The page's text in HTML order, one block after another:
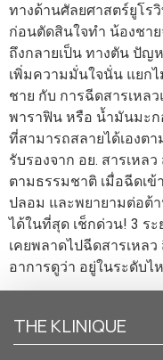
ทางด้านศัลยศาสตร์ยูโร
ก่อนตัดสินใจทำ น้องชา
ถึงกลายเป็น ทางตัน ปั
เพิ่มความมั่นใจนั่น แยก
ชาย กับ การฉีดสารเหล
พาราฟิน หรือ น้ำมันมะก
ที่สามารถสลายได้เองต
รับรองจาก อย. สารเหล
ตามธรรมชาติ เมื่อฉีดเข้
ปลอม และพยายามต่อต้า
ได้ในที่สุด เช็กด่วน! 3 ร
เคยพลาดไปฉีดสารเหล
อาการดูว่า อยู่ในระดับไ
THE KLINIQUE